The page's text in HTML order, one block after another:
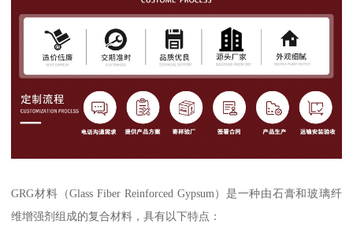
GRG材料（Glass Fiber Reinforced Gypsum）是一种由石膏和玻璃纤
维增强剂组成的复合材料，具有以下特点：